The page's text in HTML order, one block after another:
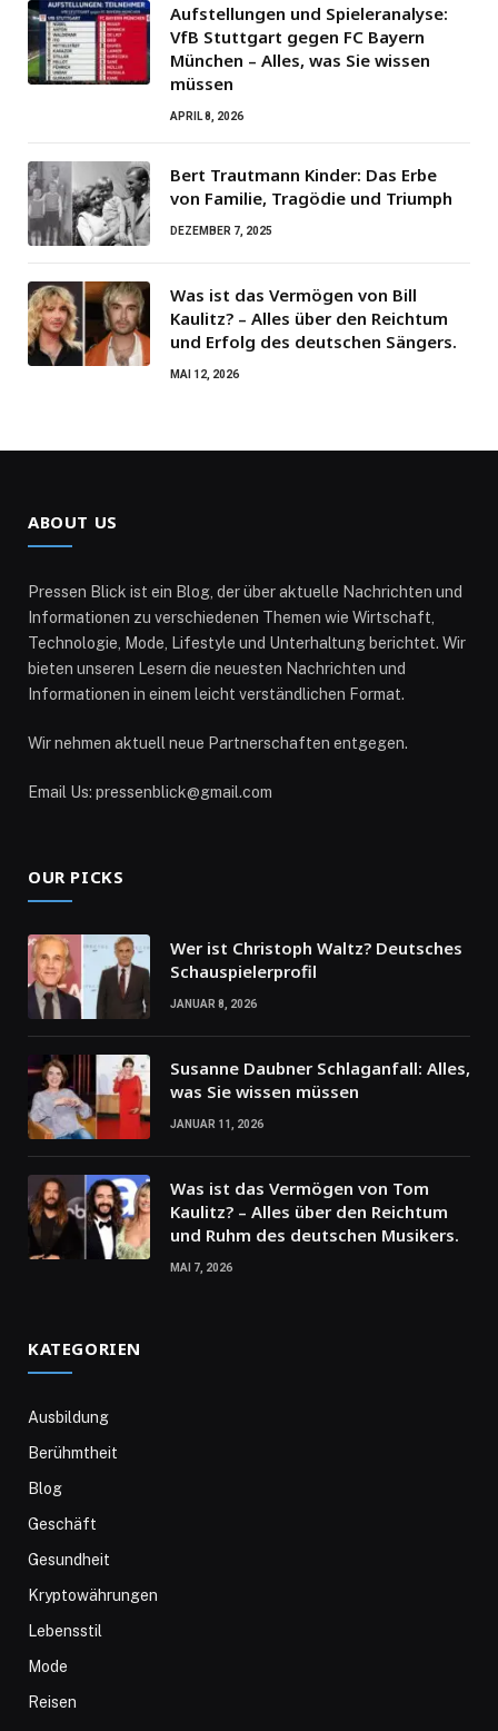
Aufstellungen und Spieleranalyse:
VfB Stuttgart gegen FC Bayern
München – Alles, was Sie wissen
müssen
APRIL 8, 2026
Bert Trautmann Kinder: Das Erbe
von Familie, Tragödie und Triumph
DEZEMBER 7, 2025
Was ist das Vermögen von Bill
Kaulitz? – Alles über den Reichtum
und Erfolg des deutschen Sängers.
MAI 12, 2026
ABOUT US
Pressen Blick ist ein Blog, der über aktuelle Nachrichten und
Informationen zu verschiedenen Themen wie Wirtschaft,
Technologie, Mode, Lifestyle und Unterhaltung berichtet. Wir
bieten unseren Lesern die neuesten Nachrichten und
Informationen in einem leicht verständlichen Format.
Wir nehmen aktuell neue Partnerschaften entgegen.
Email Us: pressenblick@gmail.com
OUR PICKS
Wer ist Christoph Waltz? Deutsches
Schauspielerprofil
JANUAR 8, 2026
Susanne Daubner Schlaganfall: Alles,
was Sie wissen müssen
JANUAR 11, 2026
Was ist das Vermögen von Tom
Kaulitz? – Alles über den Reichtum
und Ruhm des deutschen Musikers.
MAI 7, 2026
KATEGORIEN
Ausbildung
Berühmtheit
Blog
Geschäft
Gesundheit
Kryptowährungen
Lebensstil
Mode
Reisen